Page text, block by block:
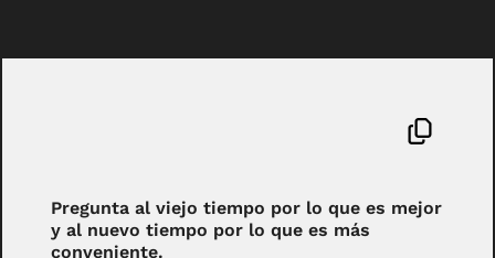
Pregunta al viejo tiempo por lo que es mejor
y al nuevo tiempo por lo que es más
conveniente.